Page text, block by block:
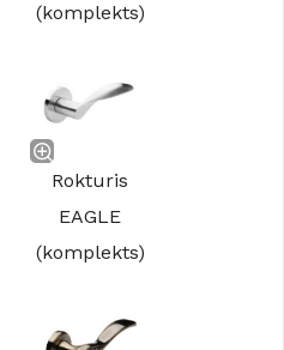
(komplekts)
Rokturis
EAGLE
(komplekts)